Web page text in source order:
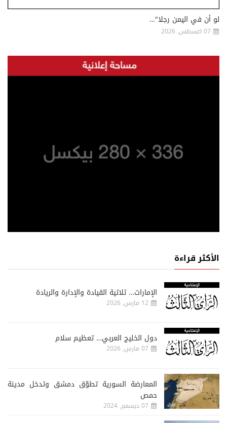
لو أن في اليمن رجلا"…
07 اغسطس, 2026
الأكثر قراءة
الإمارات… ثلاثية القيادة والإدارة والريادة
12 مارس, 2026
دول الخليج العربي… تعظيم سلام
07 مارس, 2026
المعارضة السورية تطوّق دمشق وتدخل مدينة
حمص
07 ديسمبر, 2024